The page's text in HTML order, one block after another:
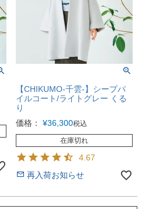
【CHIKUMO-千雲-】シープパ
イルコート/ライトグレー くる
り
価格：
¥36,300税込
在庫切れ
4.67
再入荷お知らせ